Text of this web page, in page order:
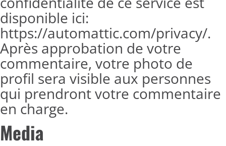
disponible ici:
https://automattic.com/privacy/.
Après approbation de votre
commentaire, votre photo de
profil sera visible aux personnes
qui prendront votre commentaire
en charge.
Media